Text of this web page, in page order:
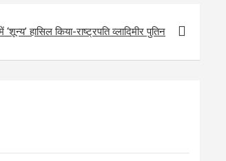
हासिल किया-राष्ट्रपति व्लादिमीर पुतिन